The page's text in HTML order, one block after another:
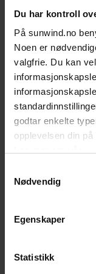
Du har kontroll
På sunwind.no
Noen er
valgfrie. Du kan
godtar enkelte
opplevelsen din
Nødvendig
Egenskaper
Statistikk
close
Kök & Gasol
Vatten
Startsida
Energi
Ska jag koppla
med 230V
Gasol
Toalett